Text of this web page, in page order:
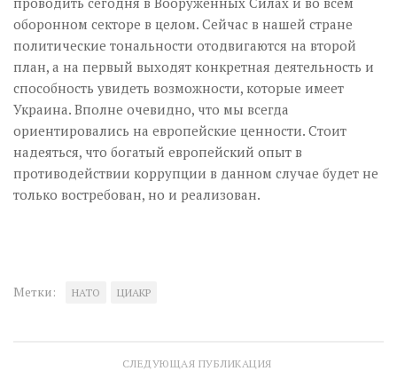
оборонном секторе в целом. Сейчас в нашей стране
политические тональности отодвигаются на второй
план, а на первый выходят конкретная деятельность и
способность увидеть возможности, которые имеет
Украина. Вполне очевидно, что мы всегда
ориентировались на европейские ценности. Стоит
надеяться, что богатый европейский опыт в
противодействии коррупции в данном случае будет не
только востребован, но и реализован.
Метки: НАТО ЦИАКР
СЛЕДУЮЩАЯ ПУБЛИКАЦИЯ